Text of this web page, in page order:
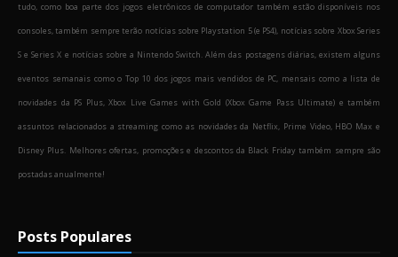
tudo, como boa parte dos jogos eletrônicos de computador também estão disponíveis nos
consoles, também sempre terão notícias sobre Playstation 5 (e PS4), notícias sobre Xbox Series
S e Series X e notícias sobre a Nintendo Switch. Além das postagens diárias, existem alguns
eventos semanais como o Top 10 dos jogos mais vendidos de PC, mensais como a lista de
novidades da PS Plus, Xbox Live Games with Gold (Xbox Game Pass Ultimate) e também
assuntos relacionados a streaming como as novidades da Netflix, Prime Video, HBO Max e
Disney Plus. Melhores ofertas, promoções e descontos da Black Friday também sempre são
postadas anualmente!
Posts Populares